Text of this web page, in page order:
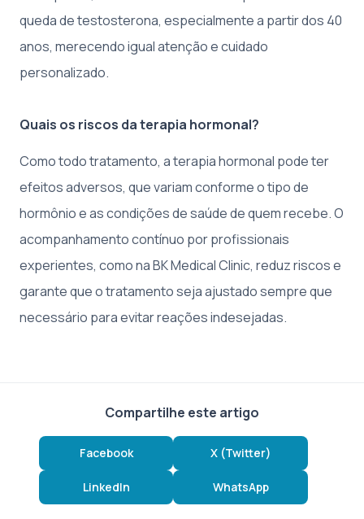
queda de testosterona, especialmente a partir dos 40
anos, merecendo igual atenção e cuidado
personalizado.
Quais os riscos da terapia hormonal?
Como todo tratamento, a terapia hormonal pode ter
efeitos adversos, que variam conforme o tipo de
hormônio e as condições de saúde de quem recebe. O
acompanhamento contínuo por profissionais
experientes, como na BK Medical Clinic, reduz riscos e
garante que o tratamento seja ajustado sempre que
necessário para evitar reações indesejadas.
Compartilhe este artigo
Facebook X (Twitter)
LinkedIn WhatsApp